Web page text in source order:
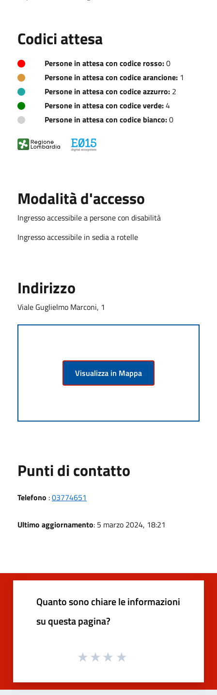
Codici attesa
Persone in attesa con codice rosso:0
Persone in attesa con codice arancione: 1
Persone in attesa con codice azzurro: 2
Persone in attesa con codice verde:4
Persone in attesa con codice bianco:0
Modalità d'accesso
Ingresso accessibile a persone con disabilità
Ingresso accessibile in sedia a rotelle
Indirizzo
Viale Guglielmo Marconi, 1
Visualizza in Mappa
Punti di contatto
Telefono :03774651
Ultimo aggiornamento: 5 marzo 2024, 18:21
Quanto sono chiare le informazioni
su questa pagina?